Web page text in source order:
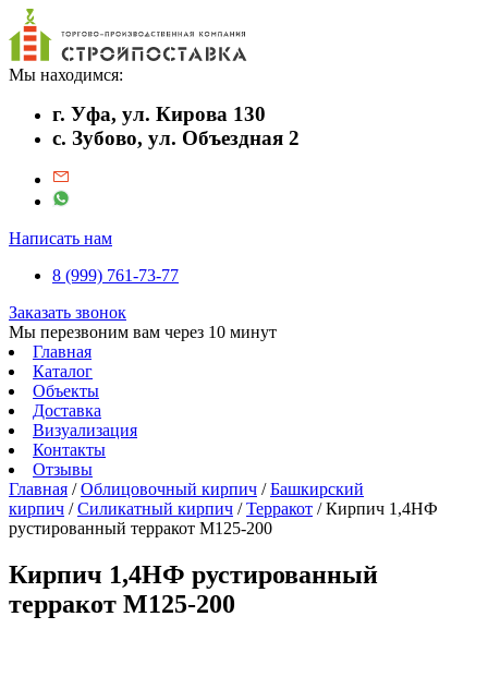
Мы находимся:
г. Уфа, ул. Кирова 130
с. Зубово, ул. Объездная 2
Написать нам
8 (999) 761-73-77
Заказать звонок
Мы перезвоним вам через 10 минут
Главная
Каталог
Объекты
Доставка
Визуализация
Контакты
Отзывы
Главная /Облицовочный кирпич /Башкирский
кирпич /Силикатный кирпич /Терракот / Кирпич 1,4НФ
рустированный терракот М125-200
Кирпич 1,4НФ рустированный
терракот М125-200